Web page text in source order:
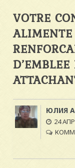
VOTRE
ALIMENTE
ЮЛИЯ
24